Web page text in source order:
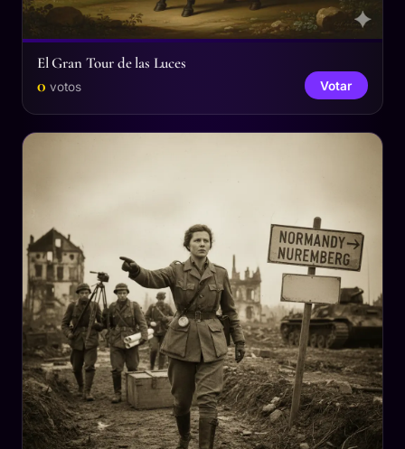
El Gran Tour de las Luces
0 votos Votar